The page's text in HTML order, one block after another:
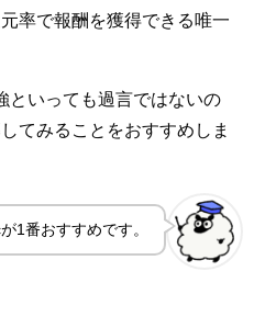
率で報酬を獲得できる唯一
といっても過言ではないの
てみることをおすすめしま
1番おすすめです。